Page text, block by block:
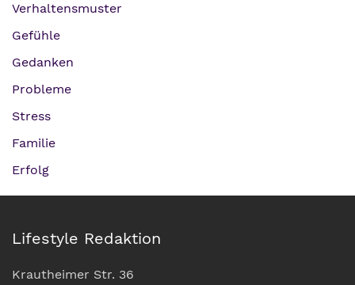
Verhaltensmuster
Gefühle
Gedanken
Probleme
Stress
Familie
Erfolg
Lifestyle Redaktion
Krautheimer Str. 36